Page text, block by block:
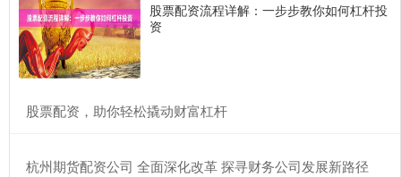
股票配资流程详解：一步步教你如何杠杆投
资
​股票配资，助你轻松撬动财富杠杆
​杭州期货配资公司 全面深化改革 探寻财务公司发展新路径